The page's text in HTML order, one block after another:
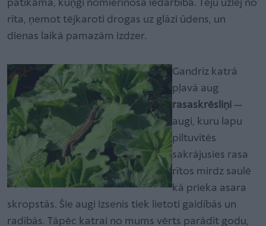
patīkama, kuņģi nomierinoša iedarbība. Tēju uzlej no
rīta, ņemot tējkaroti drogas uz glāzi ūdens, un
dienas laikā pamazām izdzer.
Gandrīz katrā
pļavā aug
rasaskrēsliņi —
augi, kuru lapu
piltuvītēs
sakrājusies rasa
rītos mirdz saulē
kā prieka asara
skropstās. Šie augi izsenis tiek lietoti gaidībās un
radībās. Tāpēc katrai no mums vērts parādīt godu,